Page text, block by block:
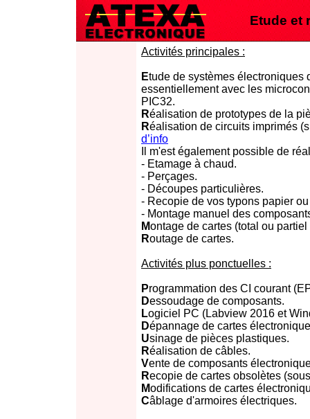
Etude et
Activités principales :
Etude de systèmes électroniques
essentiellement avec les
PIC32.
Réalisation de prototypes de la
Réalisation de circuits imprimés
d’info
Il m'est également possible de
- Etamage à chaud.
- Perçages.
- Découpes particulières.
- Recopie de vos typons papier
- Montage manuel des
Montage de cartes (total ou
Routage de cartes.
Activités plus ponctuelles :
Programmation des CI courant
Dessoudage de composants.
Logiciel PC (Labview 2016 et
Dépannage de cartes
Usinage de pièces plastiques.
Réalisation de câbles.
Vente de composants
Recopie de cartes obsolètes
Modifications de cartes
Câblage d'armoires électriques.